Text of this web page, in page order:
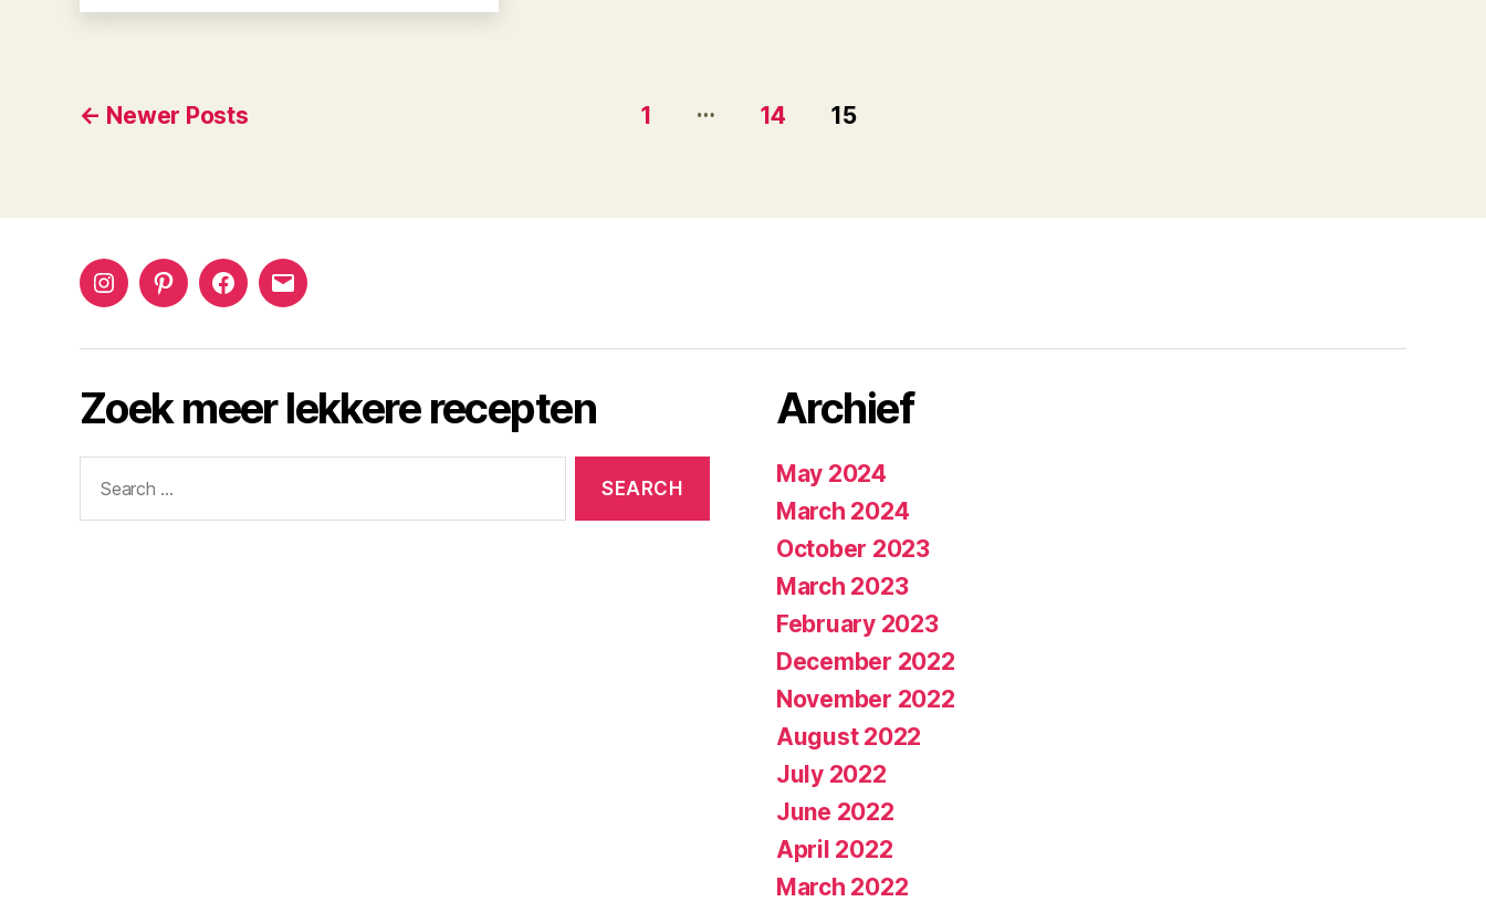
Posts
navigation
← Newer Posts 1 … 14 15
InstagramPinterestFacebook
Email
Zoek meer lekkere recepten
for:
Archief
May 2024
March 2024
October 2023
March 2023
February 2023
December 2022
November 2022
August 2022
July 2022
June 2022
April 2022
March 2022